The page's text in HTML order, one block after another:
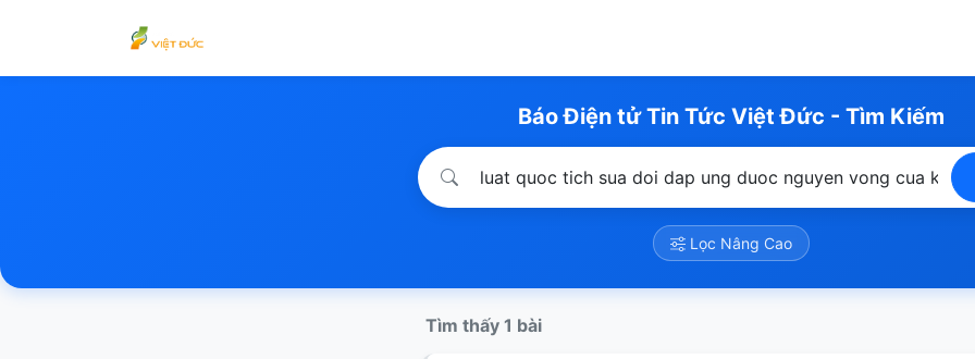
Báo Điện tử Tin Tức Việt Đức - Tìm Kiếm
Lọc Nâng Cao
Tìm thấy 1 bài